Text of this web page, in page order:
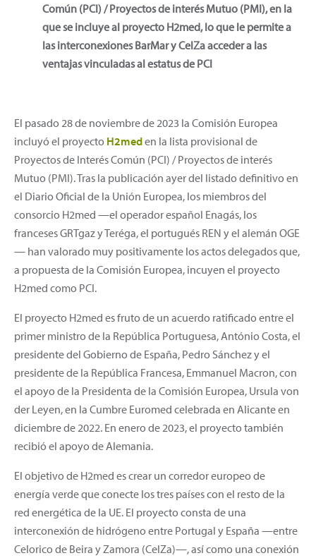
Común (PCI) / Proyectos de interés Mutuo (PMI), en la
que se incluye al proyecto H2med, lo que le permite a
las interconexiones BarMar y CelZa acceder a las
ventajas vinculadas al estatus de PCI
El pasado 28 de noviembre de 2023 la Comisión Europea
incluyó el proyecto H2meden la lista provisional de
Proyectos de Interés Común (PCI) / Proyectos de interés
Mutuo (PMI). Tras la publicación ayer del listado definitivo en
el Diario Oficial de la Unión Europea, los miembros del
consorcio H2med —el operador español Enagás, los
franceses GRTgaz y Teréga, el portugués REN y el alemán OGE
— han valorado muy positivamente los actos delegados que,
a propuesta de la Comisión Europea, incuyen el proyecto
H2med como PCI.
El proyecto H2med es fruto de un acuerdo ratificado entre el
primer ministro de la República Portuguesa, António Costa, el
presidente del Gobierno de España, Pedro Sánchez y el
presidente de la República Francesa, Emmanuel Macron, con
el apoyo de la Presidenta de la Comisión Europea, Ursula von
der Leyen, en la Cumbre Euromed celebrada en Alicante en
diciembre de 2022. En enero de 2023, el proyecto también
recibió el apoyo de Alemania.
El objetivo de H2med es crear un corredor europeo de
energía verde que conecte los tres países con el resto de la
red energética de la UE. El proyecto consta de una
interconexión de hidrógeno entre Portugal y España —entre
Celorico de Beira y Zamora (CelZa)—, así como una conexión